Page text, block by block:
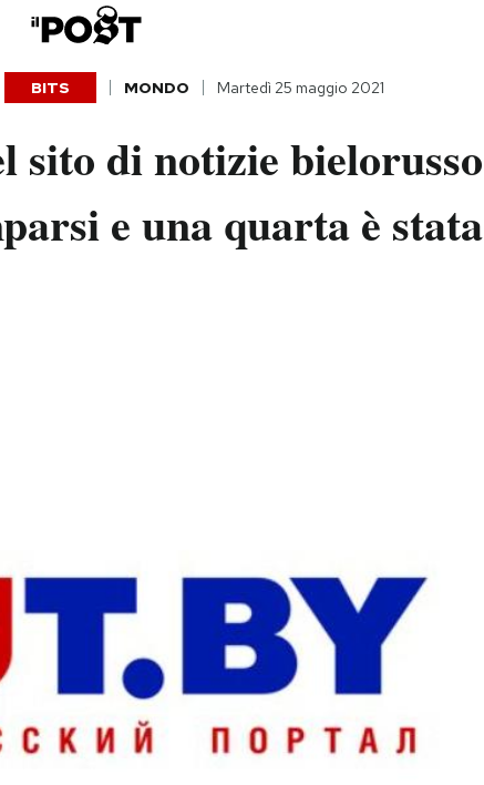
BITS MONDO Martedì 25 maggio 2021
sito di notizie bielorusso
e una quarta è stata